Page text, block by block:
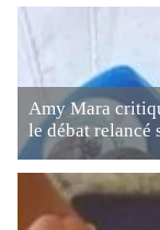
Amy Mara
le débat relancé